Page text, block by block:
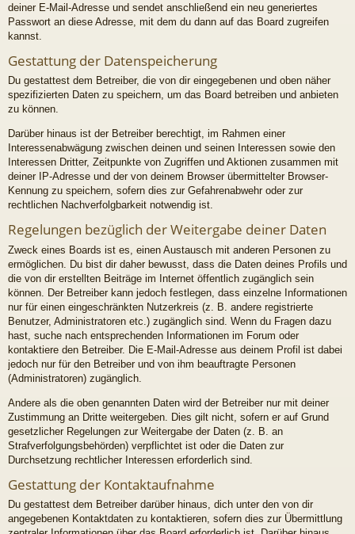
deiner E-Mail-Adresse und sendet anschließend ein neu generiertes
Passwort an diese Adresse, mit dem du dann auf das Board zugreifen
kannst.
Gestattung der Datenspeicherung
Du gestattest dem Betreiber, die von dir eingegebenen und oben näher
spezifizierten Daten zu speichern, um das Board betreiben und anbieten
zu können.
Darüber hinaus ist der Betreiber berechtigt, im Rahmen einer
Interessenabwägung zwischen deinen und seinen Interessen sowie den
Interessen Dritter, Zeitpunkte von Zugriffen und Aktionen zusammen mit
deiner IP-Adresse und der von deinem Browser übermittelter Browser-
Kennung zu speichern, sofern dies zur Gefahrenabwehr oder zur
rechtlichen Nachverfolgbarkeit notwendig ist.
Regelungen bezüglich der Weitergabe deiner Daten
Zweck eines Boards ist es, einen Austausch mit anderen Personen zu
ermöglichen. Du bist dir daher bewusst, dass die Daten deines Profils und
die von dir erstellten Beiträge im Internet öffentlich zugänglich sein
können. Der Betreiber kann jedoch festlegen, dass einzelne Informationen
nur für einen eingeschränkten Nutzerkreis (z. B. andere registrierte
Benutzer, Administratoren etc.) zugänglich sind. Wenn du Fragen dazu
hast, suche nach entsprechenden Informationen im Forum oder
kontaktiere den Betreiber. Die E-Mail-Adresse aus deinem Profil ist dabei
jedoch nur für den Betreiber und von ihm beauftragte Personen
(Administratoren) zugänglich.
Andere als die oben genannten Daten wird der Betreiber nur mit deiner
Zustimmung an Dritte weitergeben. Dies gilt nicht, sofern er auf Grund
gesetzlicher Regelungen zur Weitergabe der Daten (z. B. an
Strafverfolgungsbehörden) verpflichtet ist oder die Daten zur
Durchsetzung rechtlicher Interessen erforderlich sind.
Gestattung der Kontaktaufnahme
Du gestattest dem Betreiber darüber hinaus, dich unter den von dir
angegebenen Kontaktdaten zu kontaktieren, sofern dies zur Übermittlung